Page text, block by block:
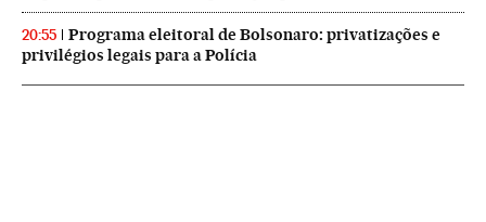
20:55
Programa eleitoral de Bolsonaro: privatizações e
privilégios legais para a Polícia